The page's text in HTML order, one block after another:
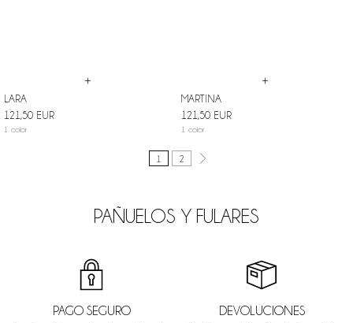
+
LARA
121,50 EUR
1 color
+
MARTINA
121,50 EUR
1 color
1 2
PAÑUELOS Y FULARES
PAGO SEGURO DEVOLUCIONES